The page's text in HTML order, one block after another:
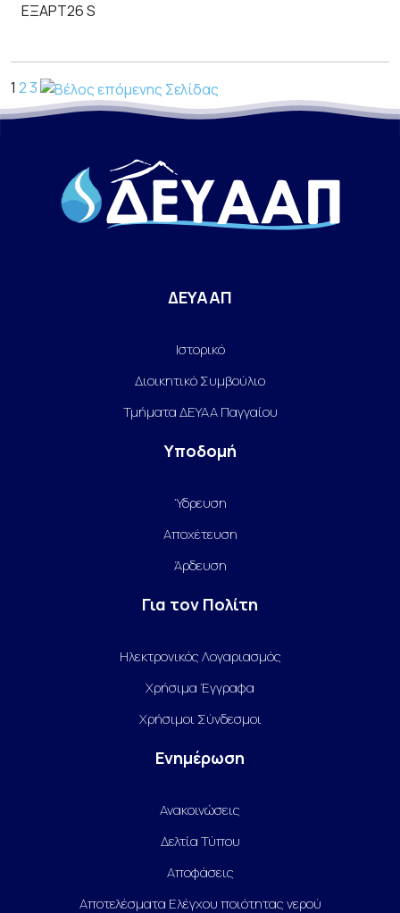
ΕΞΑΡΤ26 S
Σελιδοποίηση
άρθρων
1 23
ΔΕΥΑΑΠ
Ιστορικό
Διοικητικό Συμβούλιο
Τμήματα ΔΕΥΑΑ Παγγαίου
Υποδομή
Ύδρευση
Αποχέτευση
Άρδευση
Για τον Πολίτη
Ηλεκτρονικός Λογαριασμός
Χρήσιμα Έγγραφα
Χρήσιμοι Σύνδεσμοι
Ενημέρωση
Ανακοινώσεις
Δελτία Τύπου
Αποφάσεις
Αποτελέσματα Ελέγχου ποιότητας νερού